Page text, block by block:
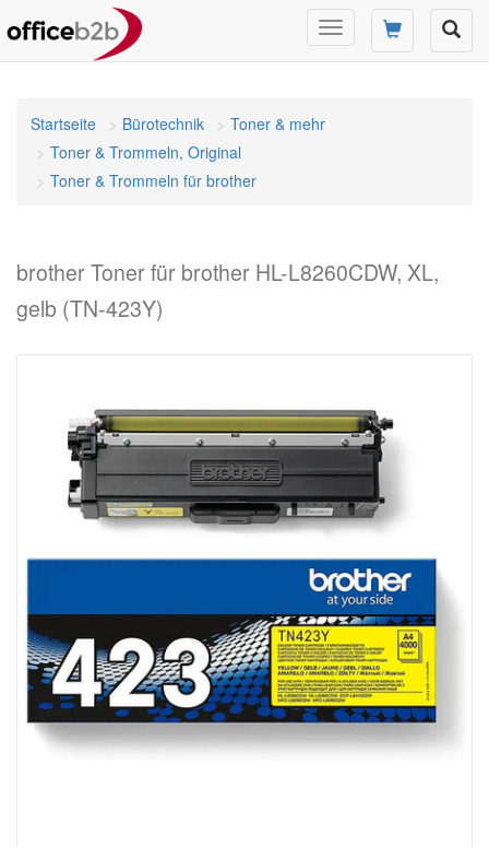
Navigation
umschalten
Startseite Bürotechnik
Toner & mehr
Toner & Trommeln, Original
Toner & Trommeln für brother
brother Toner für brother HL-L8260CDW, XL,
gelb (TN-423Y)